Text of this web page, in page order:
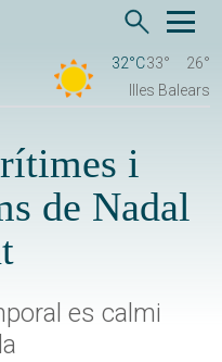
32°C33°
26°
Illes Balears
i
de Nadal
es calmi